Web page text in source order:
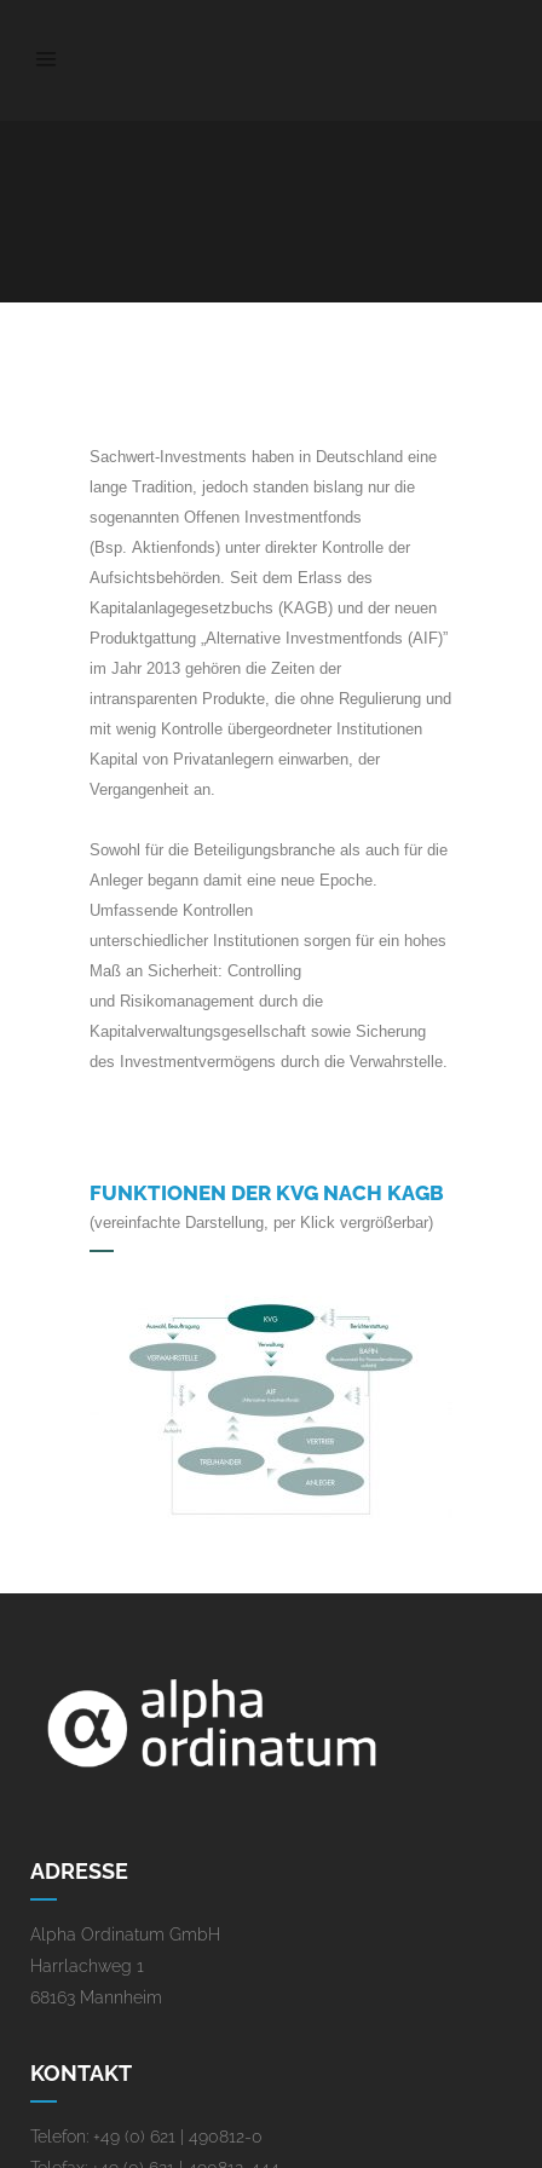
Sachwert-Investments haben in Deutschland eine
lange Tradition, jedoch standen bislang nur die
sogenannten Offenen Investmentfonds
(Bsp. Aktienfonds) unter direkter Kontrolle der
Aufsichtsbehörden. Seit dem Erlass des
Kapitalanlagegesetzbuchs (KAGB) und der neuen
Produktgattung „Alternative Investmentfonds (AIF)”
im Jahr 2013 gehören die Zeiten der
intransparenten Produkte, die ohne Regulierung und
mit wenig Kontrolle übergeordneter Institutionen
Kapital von Privatanlegern einwarben, der
Vergangenheit an.
Sowohl für die Beteiligungsbranche als auch für die
Anleger begann damit eine neue Epoche.
Umfassende Kontrollen
unterschiedlicher Institutionen sorgen für ein hohes
Maß an Sicherheit: Controlling
und Risikomanagement durch die
Kapitalverwaltungsgesellschaft sowie Sicherung
des Investmentvermögens durch die Verwahrstelle.
FUNKTIONEN DER KVG NACH KAGB
(vereinfachte Darstellung, per Klick vergrößerbar)
ADRESSE
Alpha Ordinatum GmbH
Harrlachweg 1
68163 Mannheim
KONTAKT
Telefon: +49 (0) 621 | 490812-0